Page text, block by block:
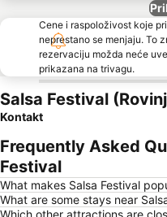
Cene i raspoloživost koje
neprestano se menjaju. To
rezervaciju možda neće
prikazana na trivagu.
Salsa Festival
Kontakt
Frequently Asked
Festival
What makes Salsa Festival
What are some stays near
Which other attractions are